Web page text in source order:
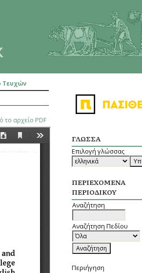
ΓΛΏΣΣΑ
Επιλογή γλώσσας
ΠΕΡΙΕΧΌΜΕΝΑ
ΠΕΡΙΟΔΙΚΟΎ
Αναζήτηση
Αναζήτηση Πεδίου
Περιήγηση
Τευχών
αρχείο PDF